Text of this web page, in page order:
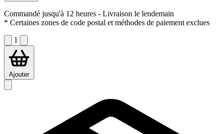
Commandé jusqu'à 12 heures - Livraison le lendemain
* Certaines zones de code postal et méthodes de paiement exclues
1
Ajouter